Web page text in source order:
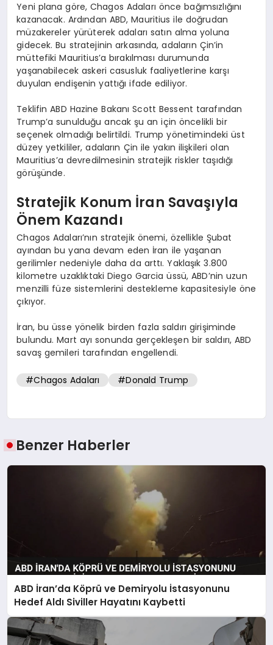
Yeni plana göre, Chagos Adaları önce bağımsızlığını
kazanacak. Ardından ABD, Mauritius ile doğrudan
müzakereler yürüterek adaları satın alma yoluna
gidecek. Bu stratejinin arkasında, adaların Çin’in
müttefiki Mauritius’a bırakılması durumunda
yaşanabilecek askeri casusluk faaliyetlerine karşı
duyulan endişenin yattığı ifade ediliyor.
Teklifin ABD Hazine Bakanı Scott Bessent tarafından
Trump’a sunulduğu ancak şu an için öncelikli bir
seçenek olmadığı belirtildi. Trump yönetimindeki üst
düzey yetkililer, adaların Çin ile yakın ilişkileri olan
Mauritius’a devredilmesinin stratejik riskler taşıdığı
görüşünde.
Stratejik Konum İran Savaşıyla
Önem Kazandı
Chagos Adaları’nın stratejik önemi, özellikle Şubat
ayından bu yana devam eden İran ile yaşanan
gerilimler nedeniyle daha da arttı. Yaklaşık 3.800
kilometre uzaklıktaki Diego Garcia üssü, ABD’nin uzun
menzilli füze sistemlerini destekleme kapasitesiyle öne
çıkıyor.
İran, bu üsse yönelik birden fazla saldırı girişiminde
bulundu. Mart ayı sonunda gerçekleşen bir saldırı, ABD
savaş gemileri tarafından engellendi.
#Chagos Adaları #Donald Trump
Benzer Haberler
ABD İran’da Köprü ve Demiryolu İstasyonunu
Hedef Aldı Siviller Hayatını Kaybetti